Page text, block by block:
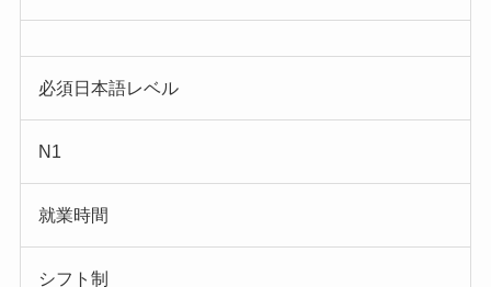
必須日本語レベル
N1
就業時間
シフト制